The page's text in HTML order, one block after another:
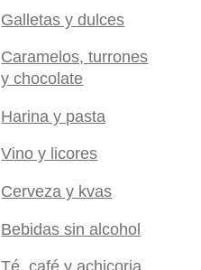
Galletas y dulces
Caramelos, turrones
y chocolate
Harina y pasta
Vino y licores
Cerveza y kvas
Bebidas sin alcohol